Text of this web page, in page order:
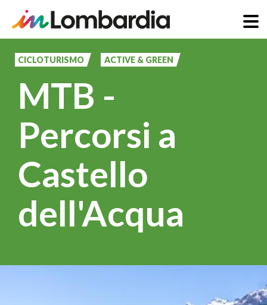
principale
CICLOTURISMO ACTIVE & GREEN
MTB -
Percorsi a
Castello
dell'Acqua